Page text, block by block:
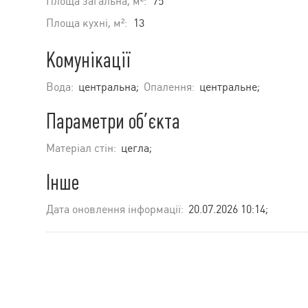
Площа кухні, м²:
13
Комунікації
Вода: центральна; Опалення: центральне;
Параметри об’єкта
Матеріал стін: цегла;
Інше
Дата оновлення інформації: 20.07.2026 10:14;